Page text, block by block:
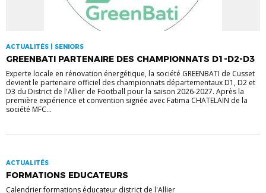
ACTUALITÉS | SENIORS
GREENBATI PARTENAIRE DES CHAMPIONNATS D1-D2-D3
Experte locale en rénovation énergétique, la société GREENBATI de Cusset
devient le partenaire officiel des championnats départementaux D1, D2 et
D3 du District de l'Allier de Football pour la saison 2026-2027. Après la
première expérience et convention signée avec Fatima CHATELAIN de la
société MFC...
ACTUALITÉS
FORMATIONS EDUCATEURS
Calendrier formations éducateur district de l'Allier